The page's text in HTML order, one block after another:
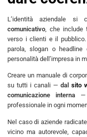
L’identità aziendale si
comunicativo , che
verso i clienti e il
parola, slogan o
personalità dell’impresa in
Creare un manuale di
su tutti i canali — dal sito
comunicazione interna—
professionale in ogni
Nel caso di aziende
vicino ma autorevole,